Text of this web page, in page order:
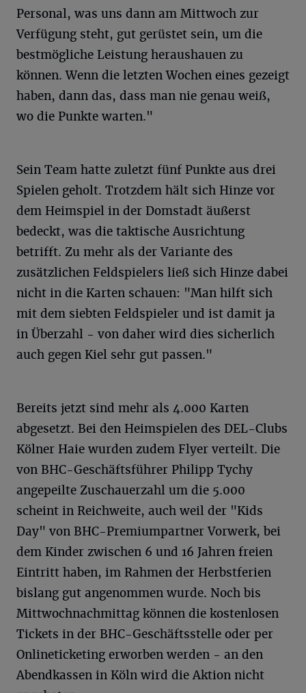
Personal, was uns dann am Mittwoch zur
Verfügung steht, gut gerüstet sein, um die
bestmögliche Leistung heraushauen zu
können. Wenn die letzten Wochen eines gezeigt
haben, dann das, dass man nie genau weiß,
wo die Punkte warten."
Sein Team hatte zuletzt fünf Punkte aus drei
Spielen geholt. Trotzdem hält sich Hinze vor
dem Heimspiel in der Domstadt äußerst
bedeckt, was die taktische Ausrichtung
betrifft. Zu mehr als der Variante des
zusätzlichen Feldspielers ließ sich Hinze dabei
nicht in die Karten schauen: "Man hilft sich
mit dem siebten Feldspieler und ist damit ja
in Überzahl - von daher wird dies sicherlich
auch gegen Kiel sehr gut passen."
Bereits jetzt sind mehr als 4.000 Karten
abgesetzt. Bei den Heimspielen des DEL-Clubs
Kölner Haie wurden zudem Flyer verteilt. Die
von BHC-Geschäftsführer Philipp Tychy
angepeilte Zuschauerzahl um die 5.000
scheint in Reichweite, auch weil der "Kids
Day" von BHC-Premiumpartner Vorwerk, bei
dem Kinder zwischen 6 und 16 Jahren freien
Eintritt haben, im Rahmen der Herbstferien
bislang gut angenommen wurde. Noch bis
Mittwochnachmittag können die kostenlosen
Tickets in der BHC-Geschäftsstelle oder per
Onlineticketing erworben werden - an den
Abendkassen in Köln wird die Aktion nicht